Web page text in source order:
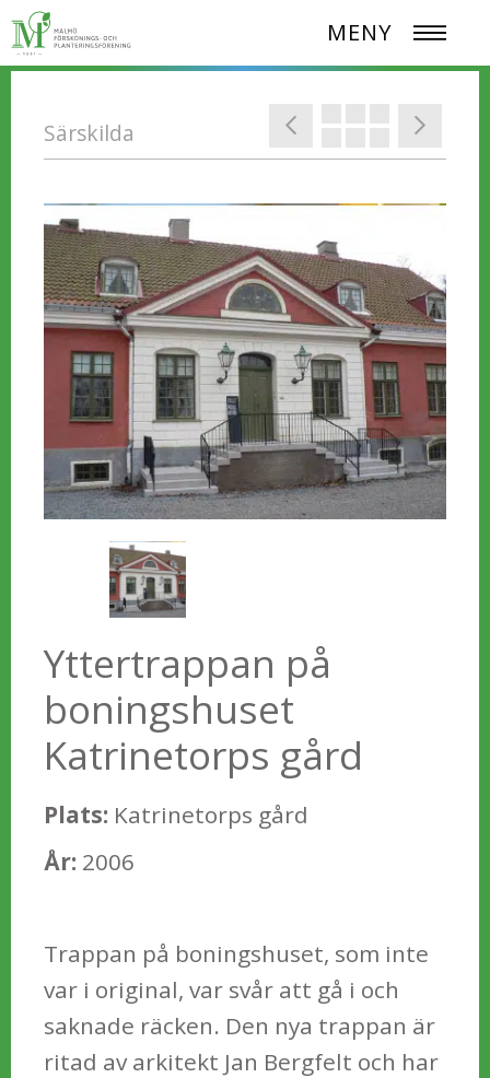
MENY
Särskilda
Yttertrappan på
boningshuset
Katrinetorps gård
Plats: Katrinetorps gård
År: 2006
Trappan på boningshuset, som inte
var i original, var svår att gå i och
saknade räcken. Den nya trappan är
ritad av arkitekt Jan Bergfelt och har